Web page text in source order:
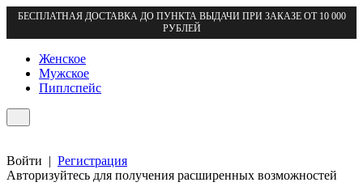
БЕСПЛАТНАЯ ДОСТАВКА ДО ПУНКТА ВЫДАЧИ ПРИ ЗАКАЗЕ ОТ 10 000
РУБЛЕЙ
Женское
Мужское
Пиплспейс
Войти | Регистрация
Авторизуйтесь для получения расширенных возможностей